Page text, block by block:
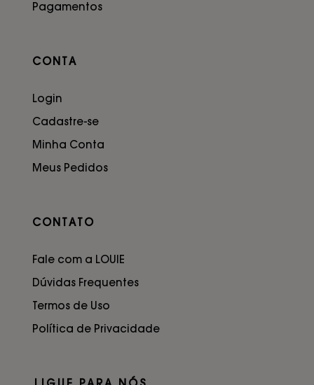
Pagamentos
CONTA
Login
Cadastre-se
Minha Conta
Meus Pedidos
CONTATO
Fale com a LOUIE
Dúvidas Frequentes
Termos de Uso
Política de Privacidade